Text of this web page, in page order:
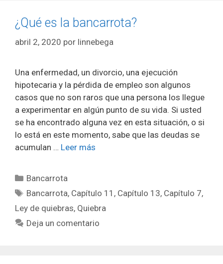
¿Qué es la bancarrota?
abril 2, 2020 por linnebega
Una enfermedad, un divorcio, una ejecución
hipotecaria y la pérdida de empleo son algunos
casos que no son raros que una persona los llegue
a experimentar en algún punto de su vida. Si usted
se ha encontrado alguna vez en esta situación, o si
lo está en este momento, sabe que las deudas se
acumulan … Leer más
Categorías
Bancarrota
Etiquetas
Bancarrota, Capítulo 11 , Capítulo 13, Capítulo 7,
Ley de quiebras, Quiebra
Deja un comentario